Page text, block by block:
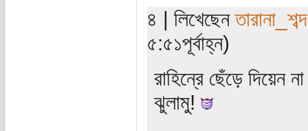
৪ | লিখেছেনতারানা_শব্দ
৫:৫১পূর্বাহ্ন)
রাহিন্রে ছেঁড়ে
ঝুলামু!